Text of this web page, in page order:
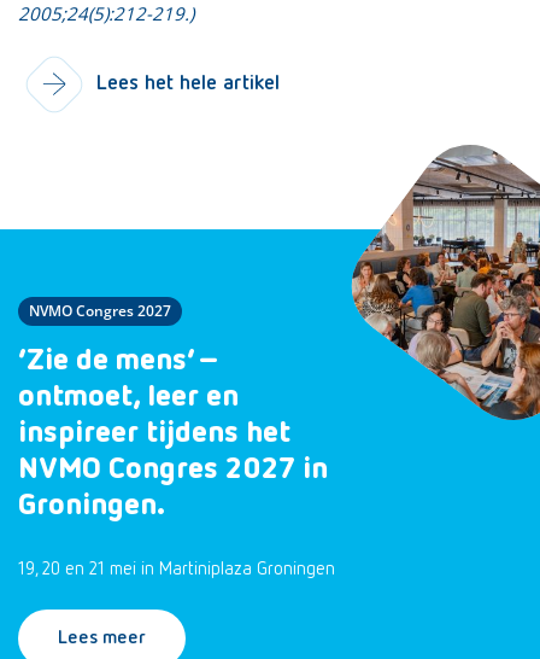
2005;24(5):212-219.)
Lees het hele artikel
NVMO Congres 2027
‘Zie de mens’ –
ontmoet, leer en
inspireer tijdens het
NVMO Congres 2027 in
Groningen.
19, 20 en 21 mei in Martiniplaza Groningen
Lees meer